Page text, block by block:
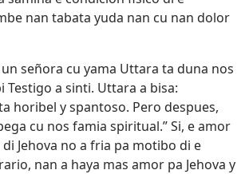
nan tabata yuda nan cu nan dolor
señora cu yama Uttara ta duna nos
Testigo a sinti. Uttara a bisa:
horibel y spantoso. Pero despues,
cu nos famia spiritual.” Si, e amor
Jehova no a fria pa motibo di e
nan a haya mas amor pa Jehova y